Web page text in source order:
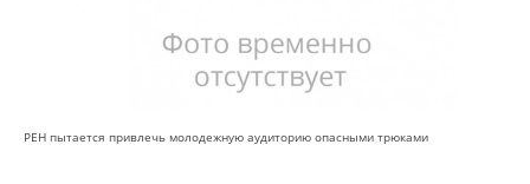
РЕН пытается привлечь молодежную аудиторию опасными трюками